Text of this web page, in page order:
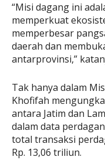
“Misi dagang ini
memperkuat
memperbesar
daerah dan
antarprovinsi,”
Tak hanya dalam
Khofifah
antara Jatim dan
dalam data
total transaksi
Rp. 13,06 triliun.